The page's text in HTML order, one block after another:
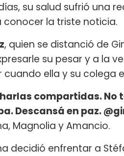
su salud sufrió una
conocer la triste noticia.
, quien se distanció de
su pesar y a la
ella y su colega
compartidas. No
Descansá en paz.
Magnolia y Amancio.
decidió enfrentar a